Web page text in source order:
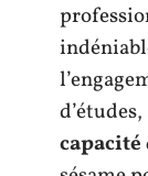
capacité